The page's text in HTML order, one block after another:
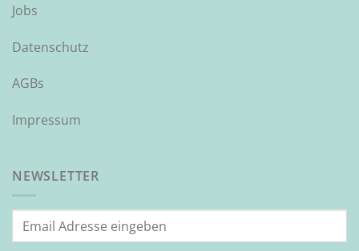
Jobs
Datenschutz
AGBs
Impressum
NEWSLETTER